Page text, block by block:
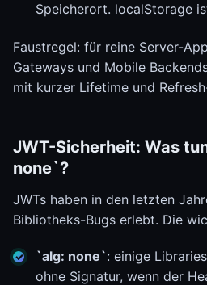
Speicherort. localStorage
Faustregel: für reine Server-
Gateways und Mobile
mit kurzer Lifetime und
JWT-Sicherheit: Was
none`?
JWTs haben in den letzten
Bibliotheks-Bugs erlebt. Die
`alg: none`: einige
ohne Signatur, wenn der